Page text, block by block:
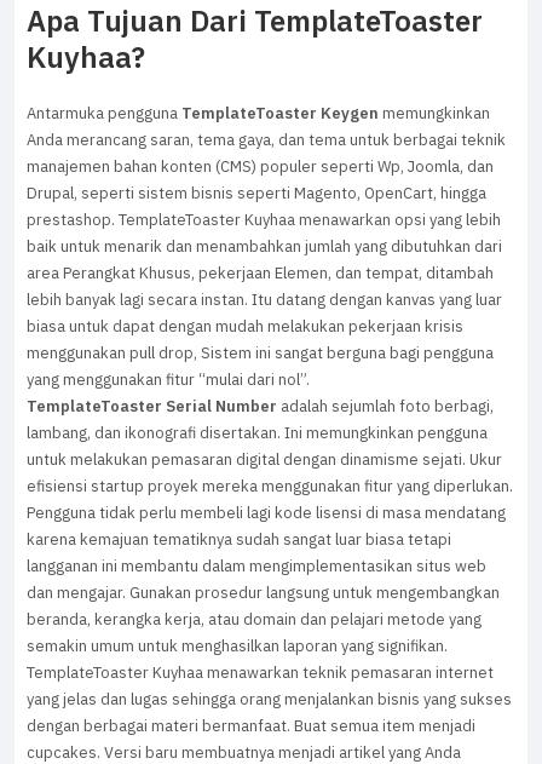
Apa Tujuan Dari TemplateToaster
Kuyhaa?
Antarmuka pengguna TemplateToaster Keygen memungkinkan
Anda merancang saran, tema gaya, dan tema untuk berbagai teknik
manajemen bahan konten (CMS) populer seperti Wp, Joomla, dan
Drupal, seperti sistem bisnis seperti Magento, OpenCart, hingga
prestashop. TemplateToaster Kuyhaa menawarkan opsi yang lebih
baik untuk menarik dan menambahkan jumlah yang dibutuhkan dari
area Perangkat Khusus, pekerjaan Elemen, dan tempat, ditambah
lebih banyak lagi secara instan. Itu datang dengan kanvas yang luar
biasa untuk dapat dengan mudah melakukan pekerjaan krisis
menggunakan pull drop, Sistem ini sangat berguna bagi pengguna
yang menggunakan fitur “mulai dari nol”.
TemplateToaster Serial Number adalah sejumlah foto berbagi,
lambang, dan ikonografi disertakan. Ini memungkinkan pengguna
untuk melakukan pemasaran digital dengan dinamisme sejati. Ukur
efisiensi startup proyek mereka menggunakan fitur yang diperlukan.
Pengguna tidak perlu membeli lagi kode lisensi di masa mendatang
karena kemajuan tematiknya sudah sangat luar biasa tetapi
langganan ini membantu dalam mengimplementasikan situs web
dan mengajar. Gunakan prosedur langsung untuk mengembangkan
beranda, kerangka kerja, atau domain dan pelajari metode yang
semakin umum untuk menghasilkan laporan yang signifikan.
TemplateToaster Kuyhaa menawarkan teknik pemasaran internet
yang jelas dan lugas sehingga orang menjalankan bisnis yang sukses
dengan berbagai materi bermanfaat. Buat semua item menjadi
cupcakes. Versi baru membuatnya menjadi artikel yang Anda